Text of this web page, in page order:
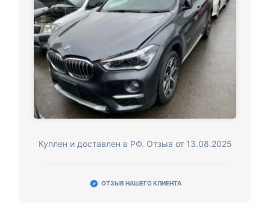
Куплен и доставлен в РФ. Отзыв от 13.08.2025
ОТЗЫВ НАШЕГО КЛИЕНТА